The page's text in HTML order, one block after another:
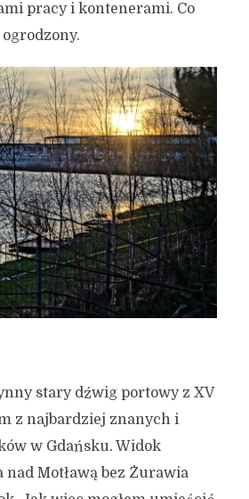
pracy i kontenerami. Co
stary dźwig portowy z XV
z najbardziej znanych i
w Gdańsku. Widok
nad Motławą bez Żurawia